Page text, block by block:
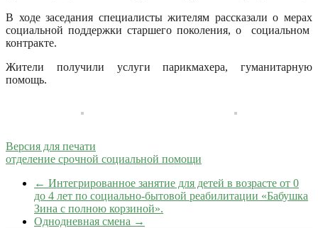
В ходе заседания специалисты жителям рассказали о мерах
социальной поддержки старшего поколения, о социальном
контракте.
Жители получили услуги парикмахера, гуманитарную
помощь.
Версия для печати
отделение срочной социальной помощи
← Интегрированное занятие для детей в возрасте от 0
до 4 лет по социально-бытовой реабилитации «Бабушка
Зина с полною корзиной».
Однодневная смена →